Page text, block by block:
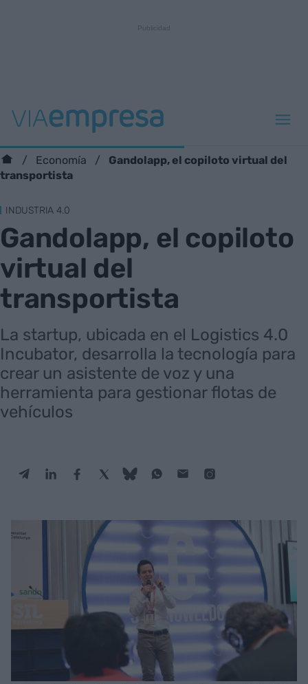
Economía
Gandolapp, el copiloto virtual del
transportista
INDUSTRIA 4.0
Gandolapp, el copiloto
virtual del
transportista
La startup, ubicada en el Logistics 4.0
Incubator, desarrolla la tecnología para
crear un asistente de voz y una
herramienta para gestionar flotas de
vehículos